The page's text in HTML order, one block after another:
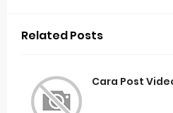
Related Posts
Cara Post